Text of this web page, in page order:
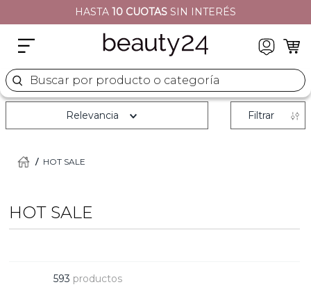
HASTA 10 CUOTAS SIN INTERÉS
Buscar por producto o categoría
HOT SALE
HOT SALE
Relevancia Filtrar
593 productos
naj oleari
5. versace